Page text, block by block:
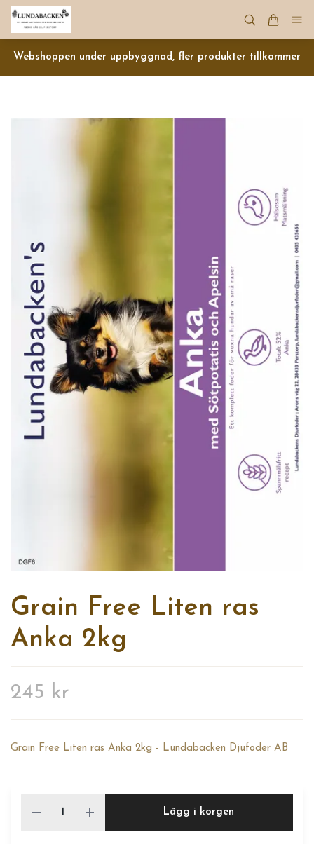
Webshoppen under uppbyggnad, fler produkter tillkommer
Grain Free Liten ras
Anka 2kg
245 kr
Grain Free Liten ras Anka 2kg - Lundabacken Djufoder AB
Lägg i korgen